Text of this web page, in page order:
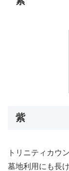
紫
トリニティカウ
墓地利用にも長